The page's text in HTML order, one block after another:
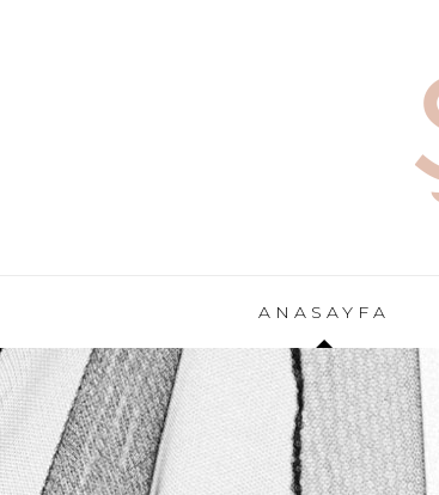
ANASAYFA